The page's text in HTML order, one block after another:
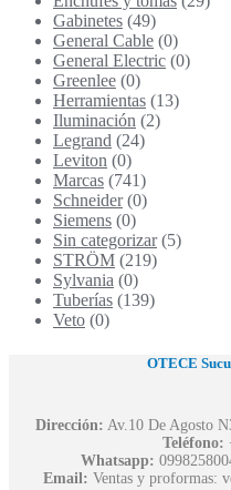
Gabinetes (49)
General Cable (0)
General Electric (0)
Greenlee (0)
Herramientas (13)
Iluminación (2)
Legrand (24)
Leviton (0)
Marcas (741)
Schneider (0)
Siemens (0)
Sin categorizar (5)
STRÖM (219)
Sylvania (0)
Tuberías (139)
Veto (0)
OTECE
Dirección: Av.10 De Agosto
Teléfono:
Whatsapp:
Email: Ventas y proformas: